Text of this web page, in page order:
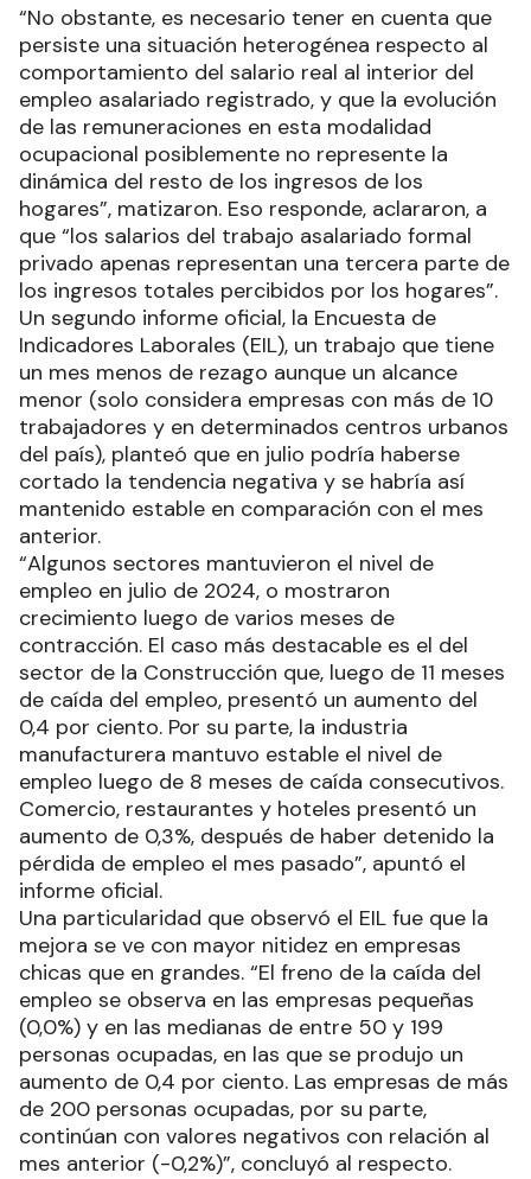
“No obstante, es necesario tener en cuenta que
persiste una situación heterogénea respecto al
comportamiento del salario real al interior del
empleo asalariado registrado, y que la evolución
de las remuneraciones en esta modalidad
ocupacional posiblemente no represente la
dinámica del resto de los ingresos de los
hogares”, matizaron. Eso responde, aclararon, a
que “los salarios del trabajo asalariado formal
privado apenas representan una tercera parte de
los ingresos totales percibidos por los hogares”.
Un segundo informe oficial, la Encuesta de
Indicadores Laborales (EIL), un trabajo que tiene
un mes menos de rezago aunque un alcance
menor (solo considera empresas con más de 10
trabajadores y en determinados centros urbanos
del país), planteó que en julio podría haberse
cortado la tendencia negativa y se habría así
mantenido estable en comparación con el mes
anterior.
“Algunos sectores mantuvieron el nivel de
empleo en julio de 2024, o mostraron
crecimiento luego de varios meses de
contracción. El caso más destacable es el del
sector de la Construcción que, luego de 11 meses
de caída del empleo, presentó un aumento del
0,4 por ciento. Por su parte, la industria
manufacturera mantuvo estable el nivel de
empleo luego de 8 meses de caída consecutivos.
Comercio, restaurantes y hoteles presentó un
aumento de 0,3%, después de haber detenido la
pérdida de empleo el mes pasado”, apuntó el
informe oficial.
Una particularidad que observó el EIL fue que la
mejora se ve con mayor nitidez en empresas
chicas que en grandes. “El freno de la caída del
empleo se observa en las empresas pequeñas
(0,0%) y en las medianas de entre 50 y 199
personas ocupadas, en las que se produjo un
aumento de 0,4 por ciento. Las empresas de más
de 200 personas ocupadas, por su parte,
continúan con valores negativos con relación al
mes anterior (-0,2%)”, concluyó al respecto.